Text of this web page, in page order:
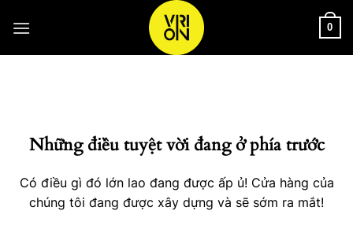
qua
0
Những điều tuyệt vời đang ở phía trước
Có điều gì đó lớn lao đang được ấp ủ! Cửa hàng của
chúng tôi đang được xây dựng và sẽ sớm ra mắt!